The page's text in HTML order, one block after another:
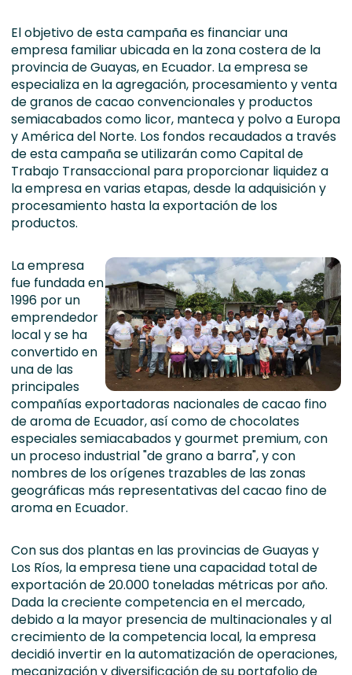
El objetivo de esta campaña es financiar una
empresa familiar ubicada en la zona costera de la
provincia de Guayas, en Ecuador. La empresa se
especializa en la agregación, procesamiento y venta
de granos de cacao convencionales y productos
semiacabados como licor, manteca y polvo a Europa
y América del Norte. Los fondos recaudados a través
de esta campaña se utilizarán como Capital de
Trabajo Transaccional para proporcionar liquidez a
la empresa en varias etapas, desde la adquisición y
procesamiento hasta la exportación de los
productos.
La empresa
fue fundada en
1996 por un
emprendedor
local y se ha
convertido en
una de las
principales
compañías exportadoras nacionales de cacao fino
de aroma de Ecuador, así como de chocolates
especiales semiacabados y gourmet premium, con
un proceso industrial "de grano a barra", y con
nombres de los orígenes trazables de las zonas
geográficas más representativas del cacao fino de
aroma en Ecuador.
Con sus dos plantas en las provincias de Guayas y
Los Ríos, la empresa tiene una capacidad total de
exportación de 20.000 toneladas métricas por año.
Dada la creciente competencia en el mercado,
debido a la mayor presencia de multinacionales y al
crecimiento de la competencia local, la empresa
decidió invertir en la automatización de operaciones,